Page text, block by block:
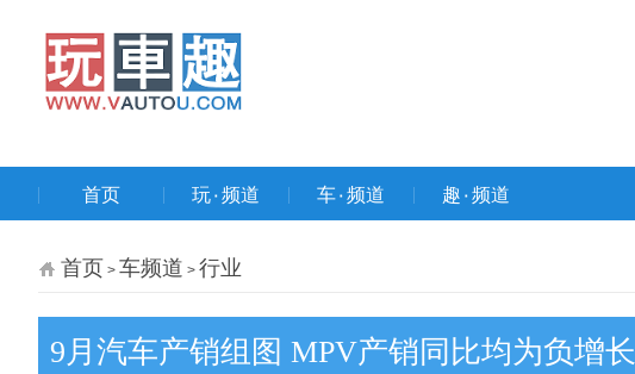
首页 玩۰频道 车۰频道 趣۰频道
首页 > 车频道 > 行业
9月汽车产销组图 MPV产销同比均为负增长